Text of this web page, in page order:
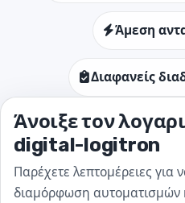
Άμεση
Διαφανείς
Άνοιξε τον
digital-logitron
Παρέχετε λεπτομέρειες για
διαμόρφωση αυτοματισμών